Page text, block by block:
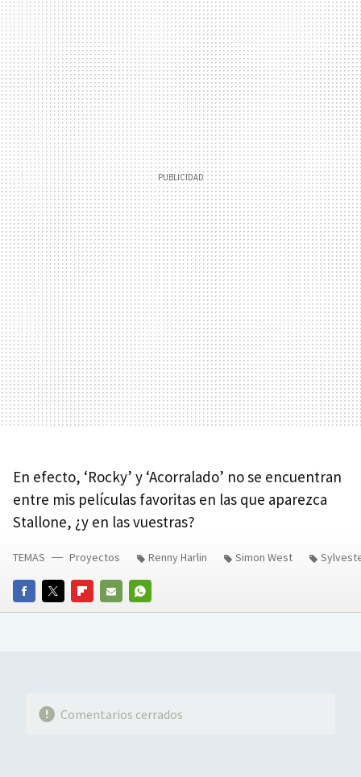
En efecto, ‘Rocky’ y ‘Acorralado’ no se encuentran
entre mis películas favoritas en las que aparezca
Stallone, ¿y en las vuestras?
FACEBOOKTWITTERFLIPBOARD
E-
WHATSAPP
TEMAS Proyectos Renny Harlin Simon West
Comentarios cerrados